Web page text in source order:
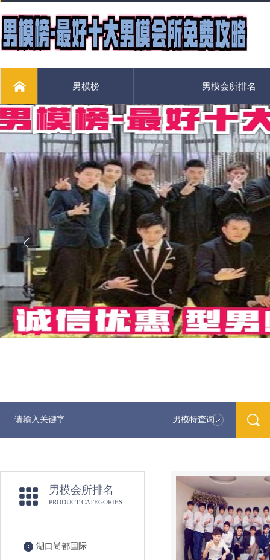
男模榜 男模会所排名
男模特查询
男模会所排名
PRODUCT CATEGORIES
湖口尚都国际